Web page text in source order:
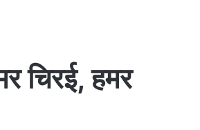
चिरई, हमर